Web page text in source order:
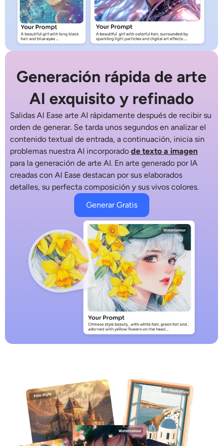
Generación rápida de arte
AI exquisito y refinado
Salidas AI Ease arte AI rápidamente después de recibir su
orden de generar. Se tarda unos segundos en analizar el
contenido textual de entrada, a continuación, inicia sin
problemas nuestra AI incorporado de texto a imagen
para la generación de arte AI. En arte generado por IA
creadas con AI Ease destacan por sus elaborados
detalles, su perfecta composición y sus vivos colores.
Generar Gratis